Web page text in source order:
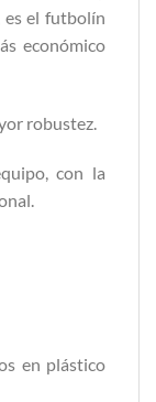
es el futbolín
económico
robustez.
con la
en plástico